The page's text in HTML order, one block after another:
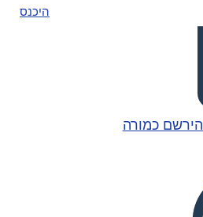
היכנס
הירשם כמורה